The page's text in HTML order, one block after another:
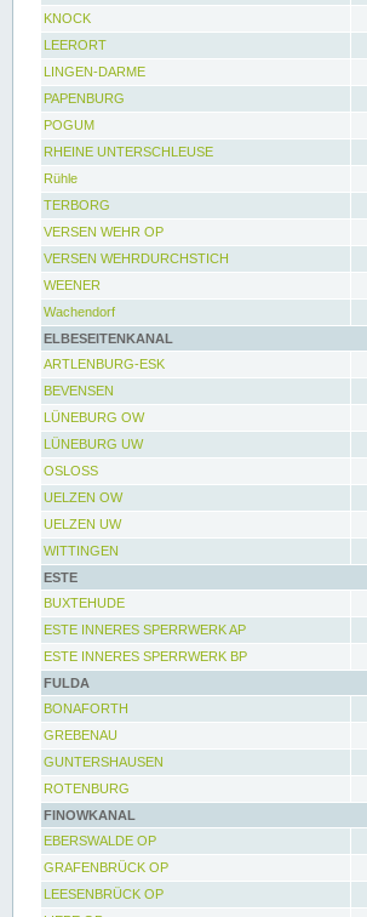
KNOCK
LEERORT
LINGEN-DARME
PAPENBURG
POGUM
RHEINE UNTERSCHLEUSE
Rühle
TERBORG
VERSEN WEHR OP
VERSEN WEHRDURCHSTICH
WEENER
Wachendorf
ELBESEITENKANAL
ARTLENBURG-ESK
BEVENSEN
LÜNEBURG OW
LÜNEBURG UW
OSLOSS
UELZEN OW
UELZEN UW
WITTINGEN
ESTE
BUXTEHUDE
ESTE INNERES SPERRWERK AP
ESTE INNERES SPERRWERK BP
FULDA
BONAFORTH
GREBENAU
GUNTERSHAUSEN
ROTENBURG
FINOWKANAL
EBERSWALDE OP
GRAFENBRÜCK OP
LEESENBRÜCK OP